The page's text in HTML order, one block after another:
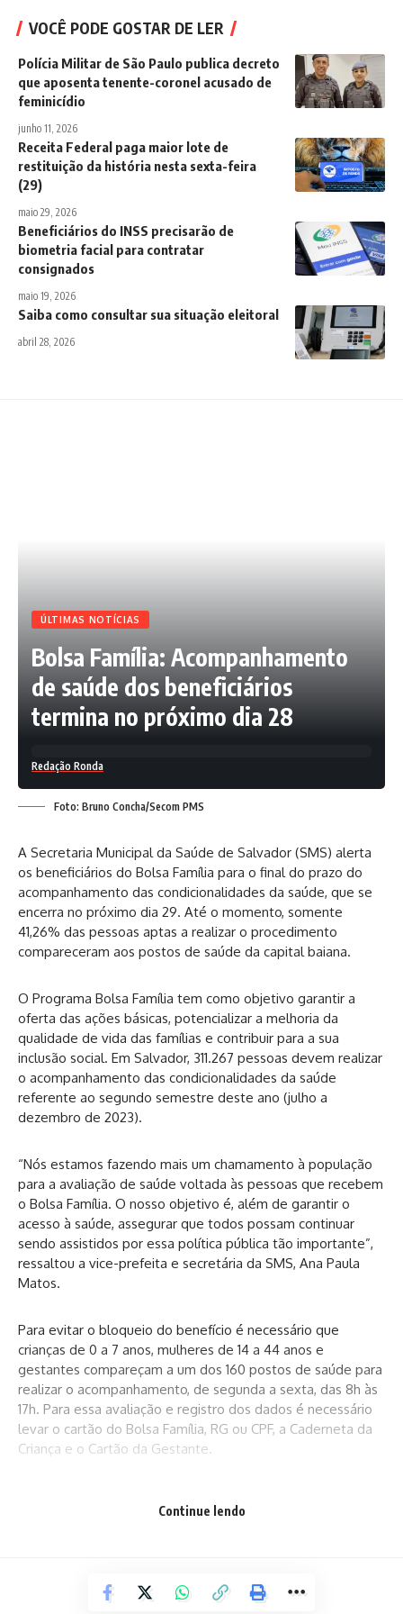
VOCÊ PODE GOSTAR DE LER
Polícia Militar de São Paulo publica decreto
que aposenta tenente-coronel acusado de
feminicídio
junho 11, 2026
Receita Federal paga maior lote de
restituição da história nesta sexta-feira
(29)
maio 29, 2026
Beneficiários do INSS precisarão de
biometria facial para contratar
consignados
maio 19, 2026
Saiba como consultar sua situação eleitoral
abril 28, 2026
ÚLTIMAS NOTÍCIAS
Bolsa Família: Acompanhamento
de saúde dos beneficiários
termina no próximo dia 28
Redação Ronda
Foto: Bruno Concha/Secom PMS
A Secretaria Municipal da Saúde de Salvador (SMS) alerta
os beneficiários do Bolsa Família para o final do prazo do
acompanhamento das condicionalidades da saúde, que se
encerra no próximo dia 29. Até o momento, somente
41,26% das pessoas aptas a realizar o procedimento
compareceram aos postos de saúde da capital baiana.
O Programa Bolsa Família tem como objetivo garantir a
oferta das ações básicas, potencializar a melhoria da
qualidade de vida das famílias e contribuir para a sua
inclusão social. Em Salvador, 311.267 pessoas devem realizar
o acompanhamento das condicionalidades da saúde
referente ao segundo semestre deste ano (julho a
dezembro de 2023).
“Nós estamos fazendo mais um chamamento à população
para a avaliação de saúde voltada às pessoas que recebem
o Bolsa Família. O nosso objetivo é, além de garantir o
acesso à saúde, assegurar que todos possam continuar
sendo assistidos por essa política pública tão importante”,
ressaltou a vice-prefeita e secretária da SMS, Ana Paula
Matos.
Para evitar o bloqueio do benefício é necessário que
crianças de 0 a 7 anos, mulheres de 14 a 44 anos e
gestantes compareçam a um dos 160 postos de saúde para
realizar o acompanhamento, de segunda a sexta, das 8h às
17h. Para essa avaliação e registro dos dados é necessário
levar o cartão do Bolsa Família, RG ou CPF, a Caderneta da
Criança e o Cartão da Gestante.
Continue lendo